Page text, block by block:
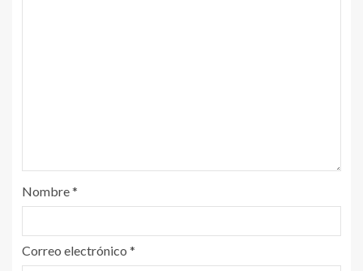
Nombre*
Correo electrónico *